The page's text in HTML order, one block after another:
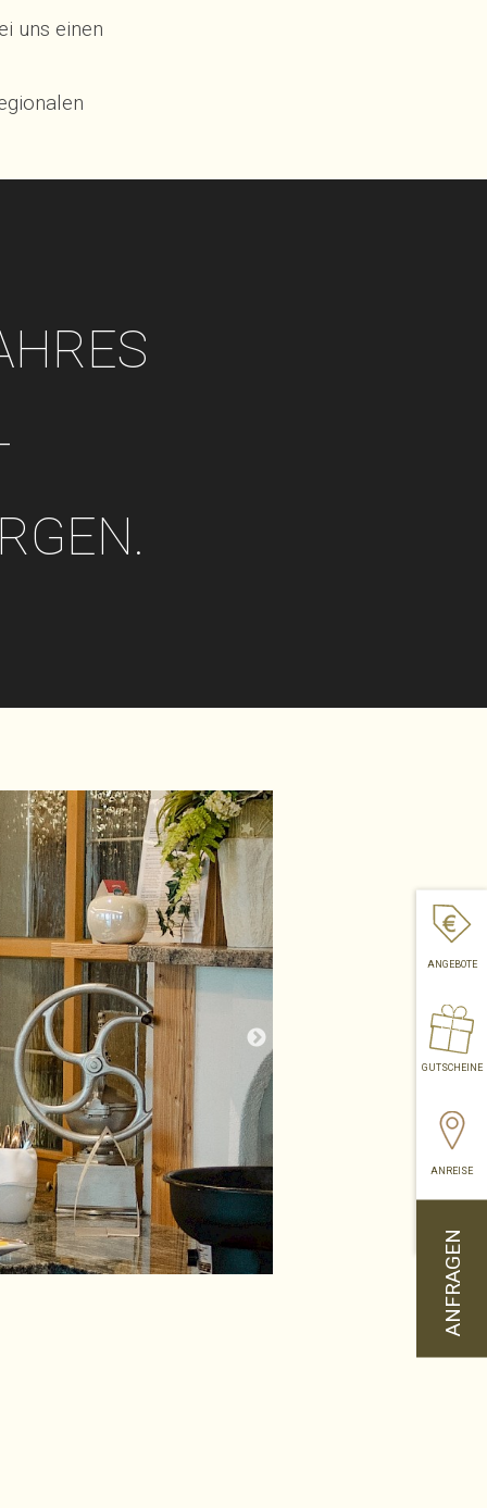
ANGEBOTE
GUTSCHEINE
ANREISE
ANFRAGEN
uns einen